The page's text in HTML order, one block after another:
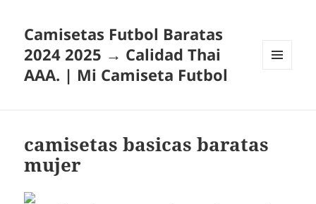
Camisetas Futbol Baratas
2024 2025 → Calidad Thai
AAA. | Mi Camiseta Futbol
camisetas basicas baratas
mujer